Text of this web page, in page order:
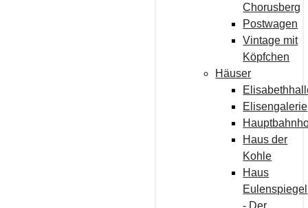
Chorusberg
Postwagen
Vintage mit
Köpfchen
Häuser
Elisengalerie
Haus der
Kohle
Haus
Eulenspiegel
- Der